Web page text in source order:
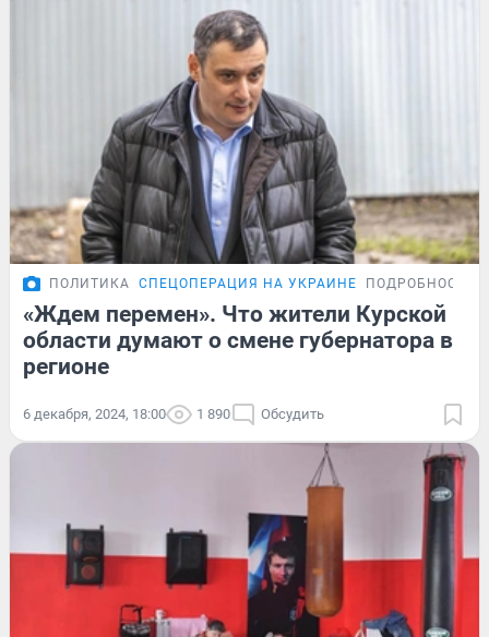
ПОЛИТИКА СПЕЦОПЕРАЦИЯ НА УКРАИНЕ ПОДРОБНОСТИ
«Ждем перемен». Что жители Курской
области думают о смене губернатора в
регионе
6 декабря, 2024, 18:00 1 890 Обсудить